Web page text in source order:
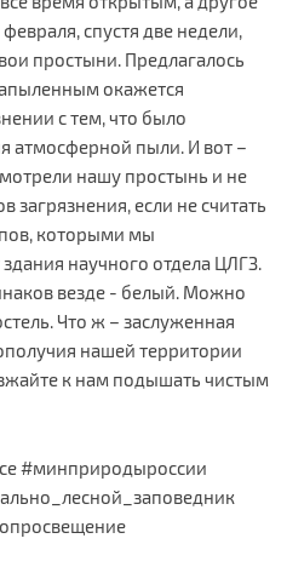
спустя две недели,
простыни. Предлагалось
окажется
с тем, что было
атмосферной пыли. И вот –
нашу простынь и не
загрязнения, если не считать
которыми мы
научного отдела ЦЛГЗ.
везде - белый. Можно
Что ж – заслуженная
нашей территории
к нам подышать чистым
#минприродыроссии